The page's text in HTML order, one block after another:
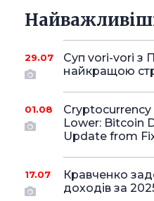
29.07
Суп vori-vori з
найкращою
01.08
Lower: Bitcoin
Update from
17.07
Кравченко
доходів за